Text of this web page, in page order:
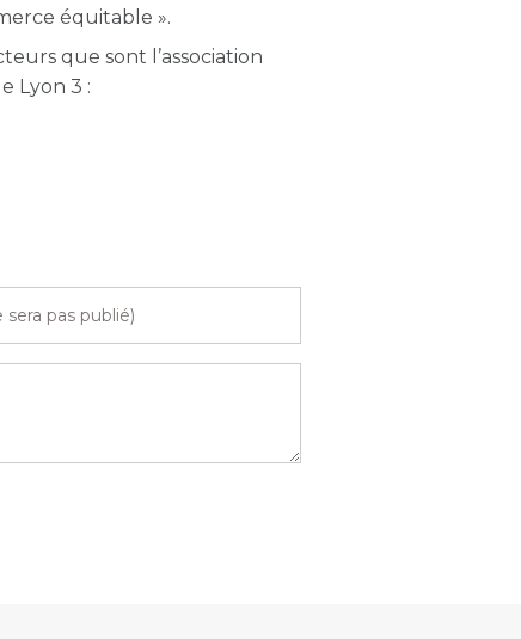
équitable ».
que sont l’association
Lyon 3 :